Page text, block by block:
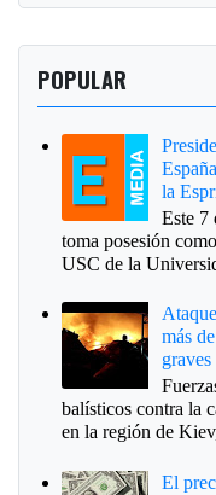
POPULAR
la
Este 7
toma posesión
USC de la
más
balísticos contra la
en la región de
El